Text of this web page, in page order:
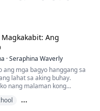
na babae, ang pekeng
din siya. Bag...
Ang
·Seraphina Waverly
ang mga bagyo hanggang sa
lahat sa aking buhay.
nang malaman kong
ang mga magulang ni Sterling